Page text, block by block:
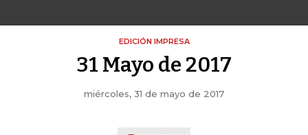
EDICIÓN IMPRESA
31 Mayo de 2017
miércoles, 31 de mayo de 2017